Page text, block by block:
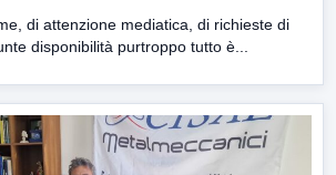
di attenzione mediatica, di richieste di
disponibilità purtroppo tutto è...